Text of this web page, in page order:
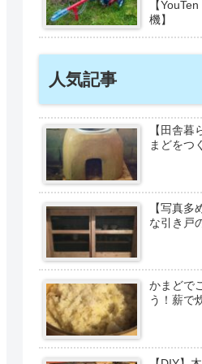
【
機】
人気記事
【田舎
まどをつ
【写真
な引き戸
かまどで
う！薪で